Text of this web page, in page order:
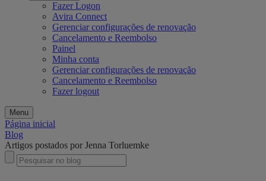
Fazer Logon
Avira Connect
Gerenciar configurações de renovação
Cancelamento e Reembolso
Painel
Minha conta
Gerenciar configurações de renovação
Cancelamento e Reembolso
Fazer logout
Menu
Página inicial
Blog
Artigos postados por Jenna Torluemke